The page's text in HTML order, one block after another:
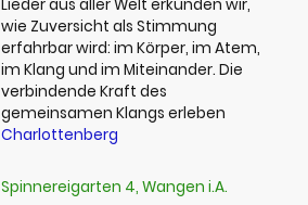
Lieder aus aller Welt erkunden wir,
wie Zuversicht als Stimmung
erfahrbar wird: im Körper, im Atem,
im Klang und im Miteinander. Die
verbindende Kraft des
gemeinsamen Klangs erleben
Charlottenberg
Spinnereigarten 4, Wangen i.A.